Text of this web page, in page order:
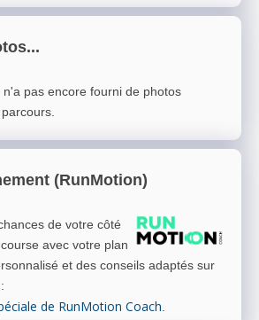
pas encore fourni de photos
(RunMotion)
de votre côté
avec votre plan
et des conseils adaptés sur
:
de RunMotion Coach.